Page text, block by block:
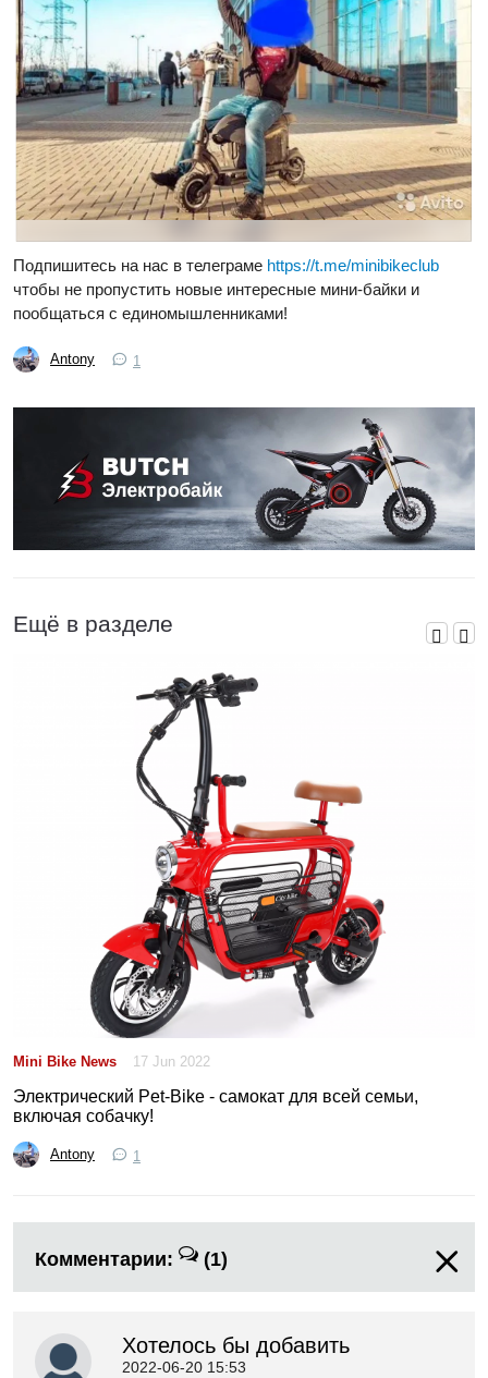
Подпишитесь на нас в телеграме https://t.me/minibikeclub
чтобы не пропустить новые интересные мини-байки и
пообщаться с единомышленниками!
Antony 1
Ещё в разделе
Mini Bike News 17 Jun 2022
Электрический Pet-Bike - самокат для всей семьи,
включая собачку!
Antony 1
Комментарии: (1)
Хотелось бы добавить
2022-06-20 15:53